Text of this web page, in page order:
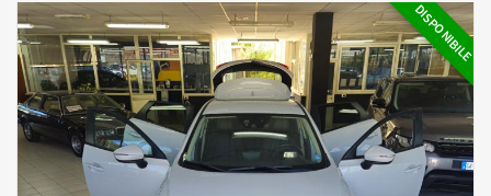
DISPONIBILE